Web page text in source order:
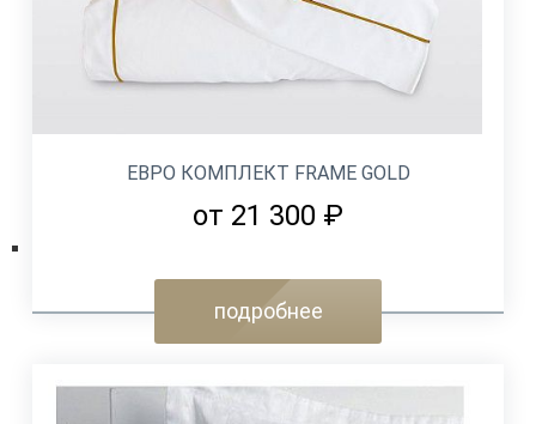
ЕВРО КОМПЛЕКТ FRAME GOLD
от 21 300 ₽
подробнее